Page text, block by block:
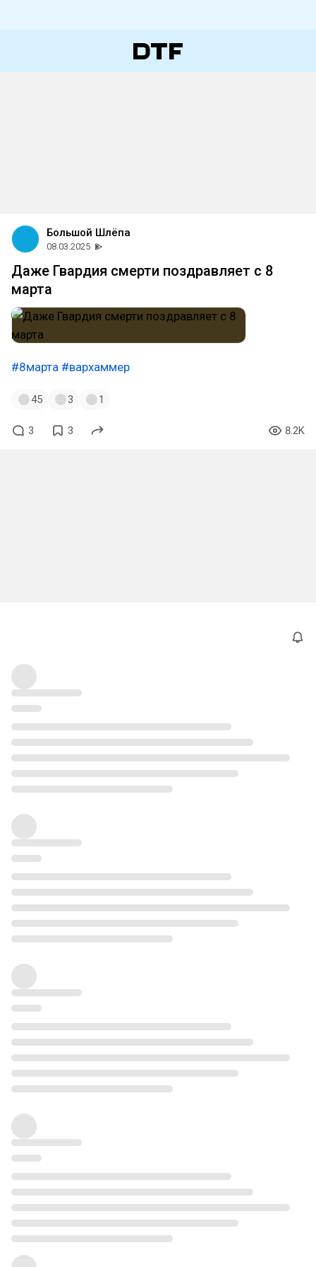
Большой Шлёпа
08.03.2025
Даже Гвардия смерти поздравляет с 8
марта
#8марта #вархаммер
45 3 1
3 3 8.2K